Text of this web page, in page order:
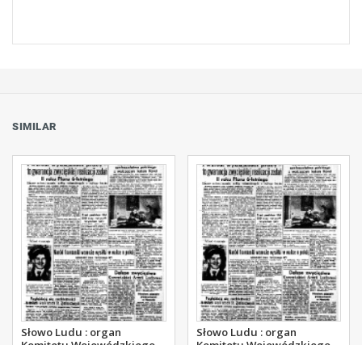
SIMILAR
Słowo Ludu : organ
Słowo Ludu : organ